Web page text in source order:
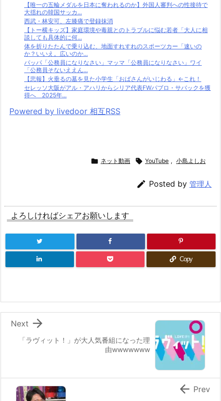
【唯一の五輪メダルを日本に奪われるのか】外国人審判への性接待で
大揺れの韓国サッカ...
西武・林安可、左膝痛で登録抹消
【トー横キッズ】家庭環境や毒親とのトラブルに悩む若者「大人に相
談しても具体的に何...
体を折りたたんで乗り込む、地面すれすれのスポーツカー「速いの
か？いいえ。広いのか...
パッパ「公務員になりなさい」マッマ「公務員になりなさい」ワイ
「公務員そないええん...
【悲報】火垂るの墓を見た小学生「おばさんがいじわる」←これ！
セレッソ大阪がアル・アハリからシリア代表FWパブロ・サバックを獲
得へ 2025年...
Powered by livedoor 相互RSS
 ネット動画  YouTube , 小島よしお
 Posted by 管理人
よろしければシェアお願いします
Copy
「ラヴィット！」が大人気番組になった理
由wwwwwww

Next
 Prev